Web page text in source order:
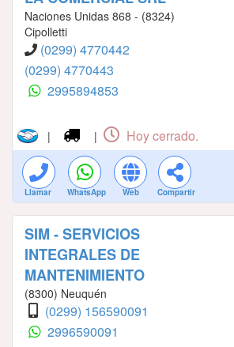
Naciones Unidas 868 - (8324)
Cipolletti
(0299) 4770442
(0299) 4770443
2995894853
| | Hoy cerrado.
Llamar WhatsApp Web Compartir
SIM - SERVICIOS
INTEGRALES DE
MANTENIMIENTO
(8300) Neuquén
(0299) 156590091
2996590091